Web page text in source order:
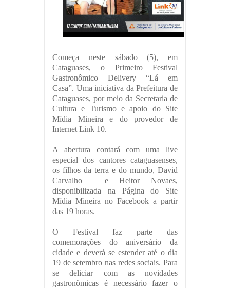
Começa neste sábado (5), em
Cataguases, o Primeiro Festival
Gastronômico Delivery “Lá em
Casa”. Uma iniciativa da Prefeitura de
Cataguases, por meio da Secretaria de
Cultura e Turismo e apoio do Site
Mídia Mineira e do provedor de
Internet Link 10.
A abertura contará com uma live
especial dos cantores cataguasenses,
os filhos da terra e do mundo, David
Carvalho e Heitor Novaes,
disponibilizada na Página do Site
Mídia Mineira no Facebook a partir
das 19 horas.
O Festival faz parte das
comemorações do aniversário da
cidade e deverá se estender até o dia
19 de setembro nas redes sociais. Para
se deliciar com as novidades
gastronômicas é necessário fazer o